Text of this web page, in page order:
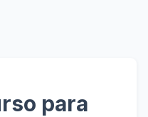
para